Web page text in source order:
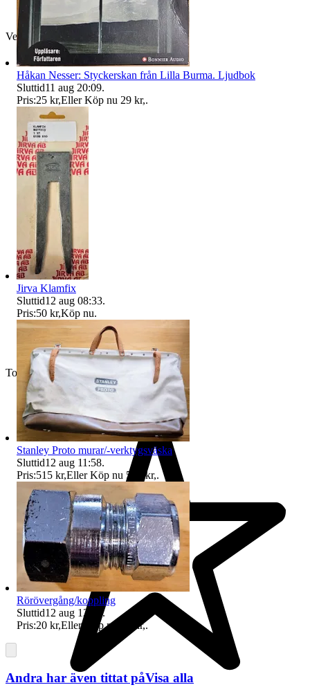
Verifierad
Toppsäljare
Håkan Nesser: Styckerskan från Lilla Burma. Ljudbok
Sluttid11 aug 20:09.
Pris:25 kr,Eller Köp nu 29 kr,.
Jirva Klamfix
Sluttid12 aug 08:33.
Pris:50 kr,Köp nu.
Stanley Proto murar/-verktygsväska
Sluttid12 aug 11:58.
Pris:515 kr,Eller Köp nu 525 kr,.
Rörövergång/koppling
Sluttid12 aug 12:58 .
Pris:20 kr,Eller Köp nu 25 kr,.
Andra har även tittat påVisa alla